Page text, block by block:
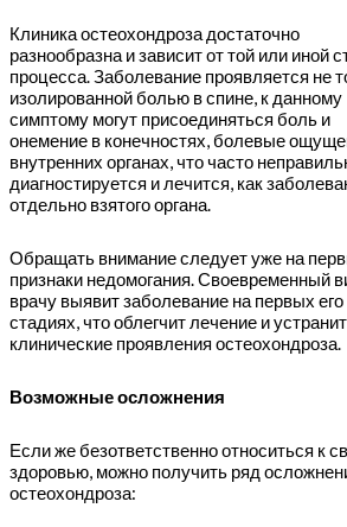
Клиника остеохондроза достаточно
разнообразна и зависит от той или иной
процесса. Заболевание проявляется не
изолированной болью в спине, к данному
симптому могут присоединяться боль и
онемение в конечностях, болевые
внутренних органах, что часто
диагностируется и лечится, как
отдельно взятого органа.
Обращать внимание следует уже на
признаки недомогания. Своевременный
врачу выявит заболевание на первых его
стадиях, что облегчит лечение и
клинические проявления остеохондроза.
Возможные осложнения
Если же безответственно относиться к
здоровью, можно получить ряд
остеохондроза: